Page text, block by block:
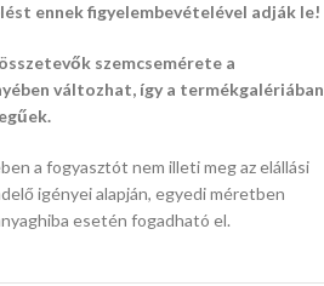
ennek figyelembevételével adják le!
szemcsemérete a
változhat, így a termékgalériában
a fogyasztót nem illeti meg az elállási
igényei alapján, egyedi méretben
esetén fogadható el.